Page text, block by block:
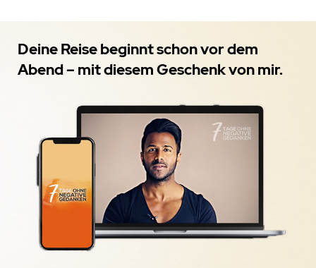
Deine Reise beginnt schon vor dem
Abend – mit diesem Geschenk von mir.